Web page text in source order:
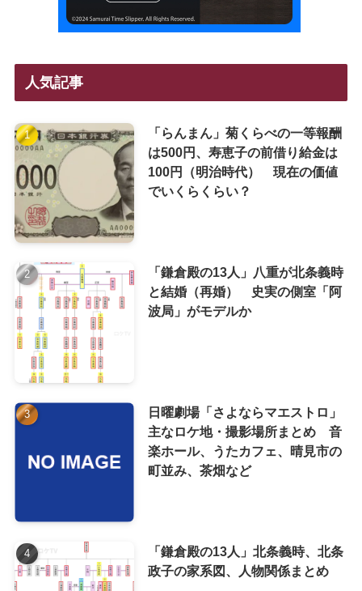
人気記事
「らんまん」菊くらべの一等報酬
は500円、寿恵子の前借り給金は
100円（明治時代） 現在の価値
でいくらくらい？
「鎌倉殿の13人」八重が北条義時
と結婚（再婚） 史実の側室「阿
波局」がモデルか
日曜劇場「さよならマエストロ」
主なロケ地・撮影場所まとめ 音
楽ホール、うたカフェ、晴見市の
町並み、茶畑など
「鎌倉殿の13人」北条義時、北条
政子の家系図、人物関係まとめ